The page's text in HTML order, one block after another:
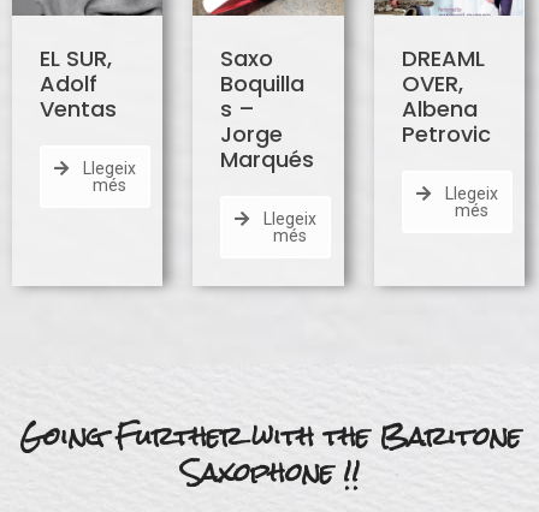
EL SUR,
Adolf
Ventas
Llegeix
més
Saxo
Boquilla
s –
Jorge
Marqués
Llegeix
més
DREAML
OVER,
Albena
Petrovic
Llegeix
més
Going Further with the Baritone
Saxophone !!